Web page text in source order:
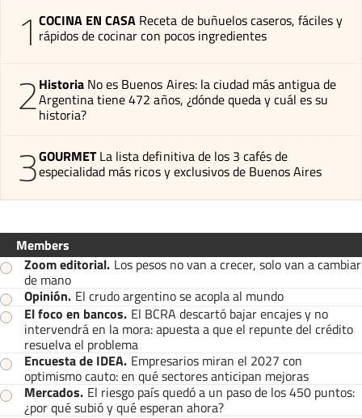
1 COCINA EN CASA Receta de buñuelos caseros, fáciles y
rápidos de cocinar con pocos ingredientes
2Historia No es Buenos Aires: la ciudad más antigua de
Argentina tiene 472 años, ¿dónde queda y cuál es su
historia?
3GOURMET La lista definitiva de los 3 cafés de
especialidad más ricos y exclusivos de Buenos Aires
Members
Zoom editorial. Los pesos no van a crecer, solo van a cambiar
de mano
Opinión. El crudo argentino se acopla al mundo
El foco en bancos. El BCRA descartó bajar encajes y no
intervendrá en la mora: apuesta a que el repunte del crédito
resuelva el problema
Encuesta de IDEA. Empresarios miran el 2027 con
optimismo cauto: en qué sectores anticipan mejoras
Mercados. El riesgo país quedó a un paso de los 450 puntos:
¿por qué subió y qué esperan ahora?